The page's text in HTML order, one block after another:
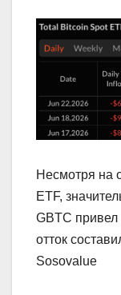
Несмотря на
ETF,
GBTC привел
отток
Sosovalue